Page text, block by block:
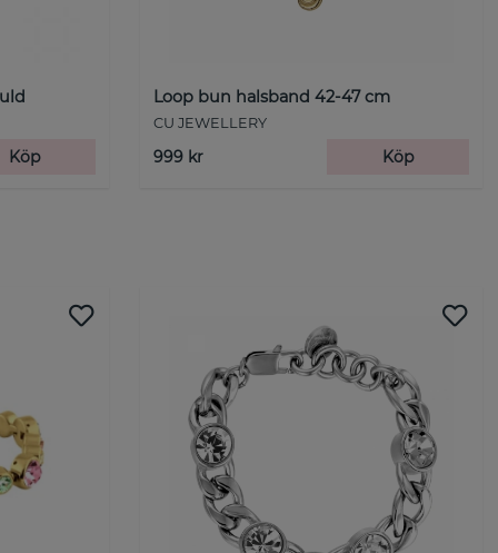
Köp
Loop bun halsband 42-47 cm
CU JEWELLERY
999 kr Köp